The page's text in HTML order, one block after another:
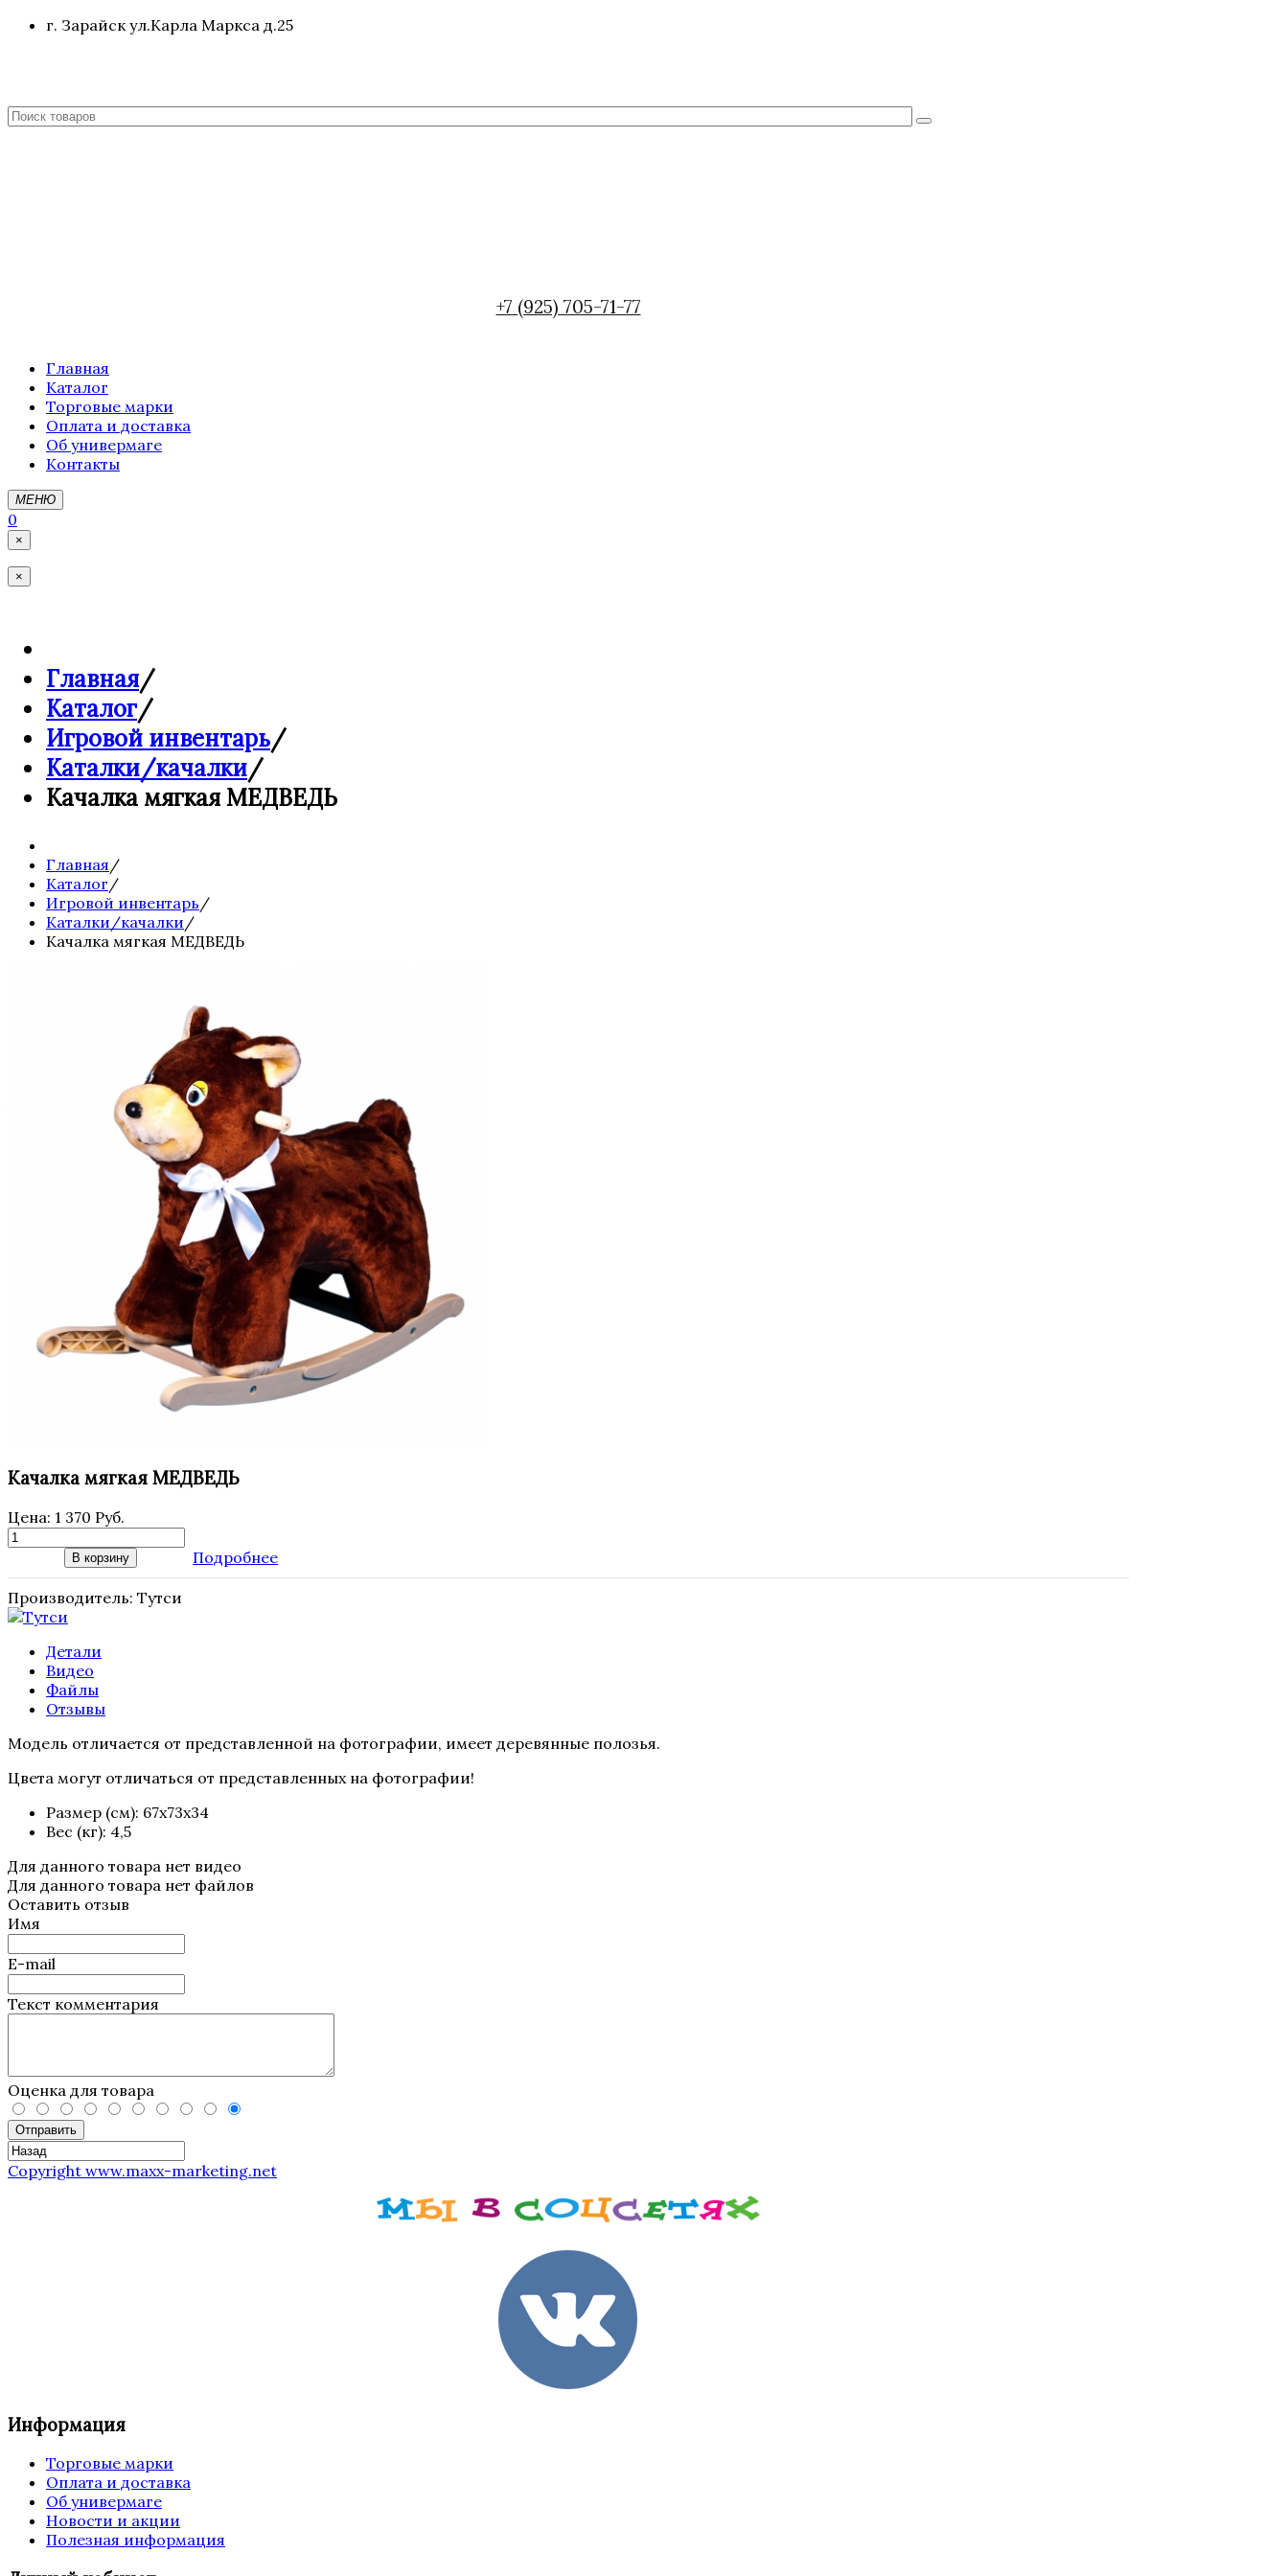
г. Зарайск ул.Карла Маркса д.25
+7 (925) 705-71-77
Главная
Каталог
Торговые марки
Оплата и доставка
Об универмаге
Контакты
МЕНЮ
0
×
×
Главная/
Каталог/
Игровой инвентарь/
Каталки/качалки/
Качалка мягкая МЕДВЕДЬ
Главная /
Каталог /
Игровой инвентарь /
Каталки/качалки /
Качалка мягкая МЕДВЕДЬ
Качалка мягкая МЕДВЕДЬ
Цена: 1 370 Руб.
В корзину Подробнее
Производитель: Тутси
Детали
Видео
Файлы
Отзывы
Модель отличается от представленной на фотографии, имеет деревянные полозья.
Цвета могут отличаться от представленных на фотографии!
Размер (см): 67х73х34
Вес (кг): 4,5
Для данного товара нет видео
Для данного товара нет файлов
Оставить отзыв
Имя
E-mail
Текст комментария
Оценка для товара
Отправить
Copyright www.maxx-marketing.net
Информация
Торговые марки
Оплата и доставка
Об универмаге
Новости и акции
Полезная информация